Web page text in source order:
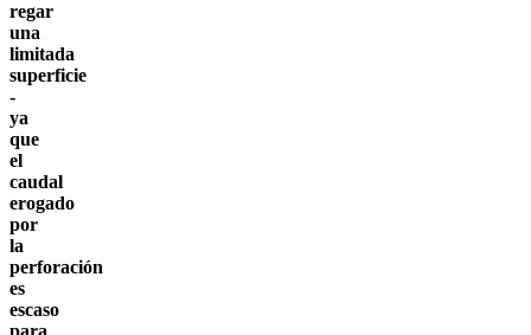
regar
una
limitada
superficie
-
ya
que
el
caudal
erogado
por
la
perforación
es
escaso